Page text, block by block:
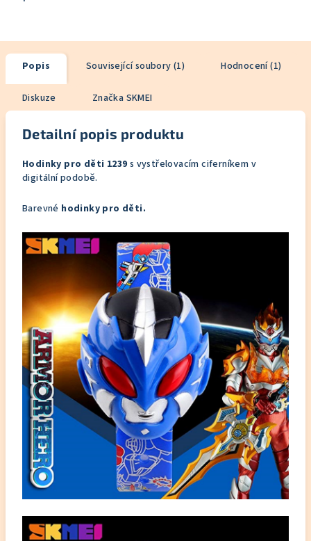
Popis Související soubory (1) Hodnocení (1)
Diskuze Značka SKMEI
Detailní popis produktu
Hodinky pro děti 1239 s vystřelovacím ciferníkem v
digitální podobě.
Barevné hodinky pro děti.